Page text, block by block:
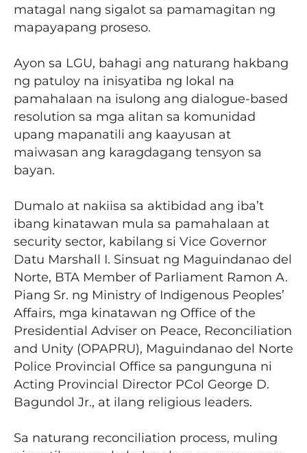
matagal nang sigalot sa pamamagitan ng
mapayapang proseso.
Ayon sa LGU, bahagi ang naturang hakbang
ng patuloy na inisyatiba ng lokal na
pamahalaan na isulong ang dialogue-based
resolution sa mga alitan sa komunidad
upang mapanatili ang kaayusan at
maiwasan ang karagdagang tensyon sa
bayan.
Dumalo at nakiisa sa aktibidad ang iba’t
ibang kinatawan mula sa pamahalaan at
security sector, kabilang si Vice Governor
Datu Marshall I. Sinsuat ng Maguindanao del
Norte, BTA Member of Parliament Ramon A.
Piang Sr. ng Ministry of Indigenous Peoples’
Affairs, mga kinatawan ng Office of the
Presidential Adviser on Peace, Reconciliation
and Unity (OPAPRU), Maguindanao del Norte
Police Provincial Office sa pangunguna ni
Acting Provincial Director PCol George D.
Bagundol Jr., at ilang religious leaders.
Sa naturang reconciliation process, muling